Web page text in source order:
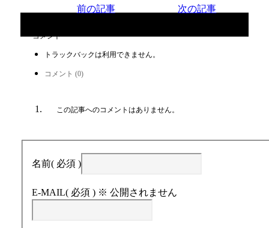
前の記事 次の記事
コメント
トラックバックは利用できません。
コメント (0)
この記事へのコメントはありません。
名前( 必須 )
E-MAIL( 必須 ) ※ 公開されません